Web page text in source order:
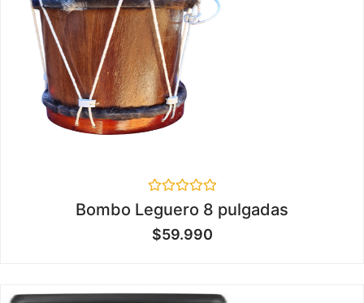
en
0
de
Bombo Leguero 8 pulgadas
$59.990